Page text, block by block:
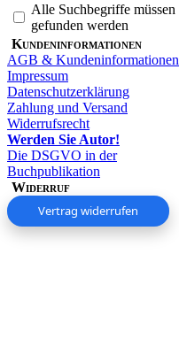
Alle Suchbegriffe müssen
gefunden werden
Kundeninformationen
AGB & Kundeninformationen
Impressum
Datenschutzerklärung
Zahlung und Versand
Widerrufsrecht
Werden Sie Autor!
Die DSGVO in der
Buchpublikation
Widerruf
Vertrag widerrufen